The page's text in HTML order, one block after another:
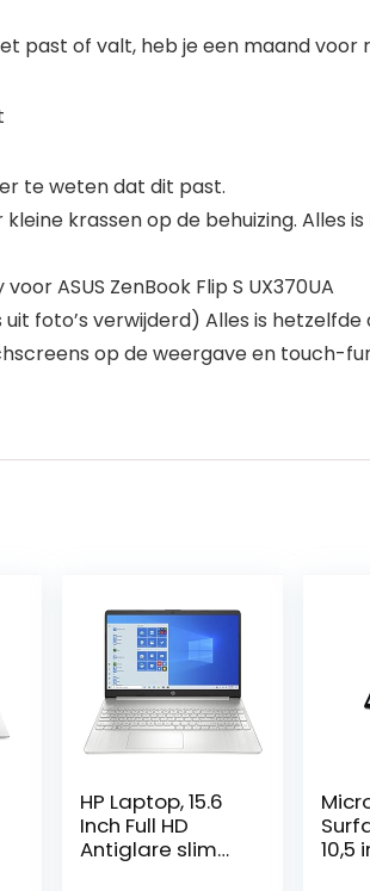
past of valt, heb je een maand voor
te weten dat dit past.
krassen op de behuizing.
ASUS ZenBook Flip S UX370UA
foto’s verwijderd) Alles is hetzelfde
op de weergave en touch-
HP Laptop, 15.6
Inch Full HD
Antiglare slim
10,5